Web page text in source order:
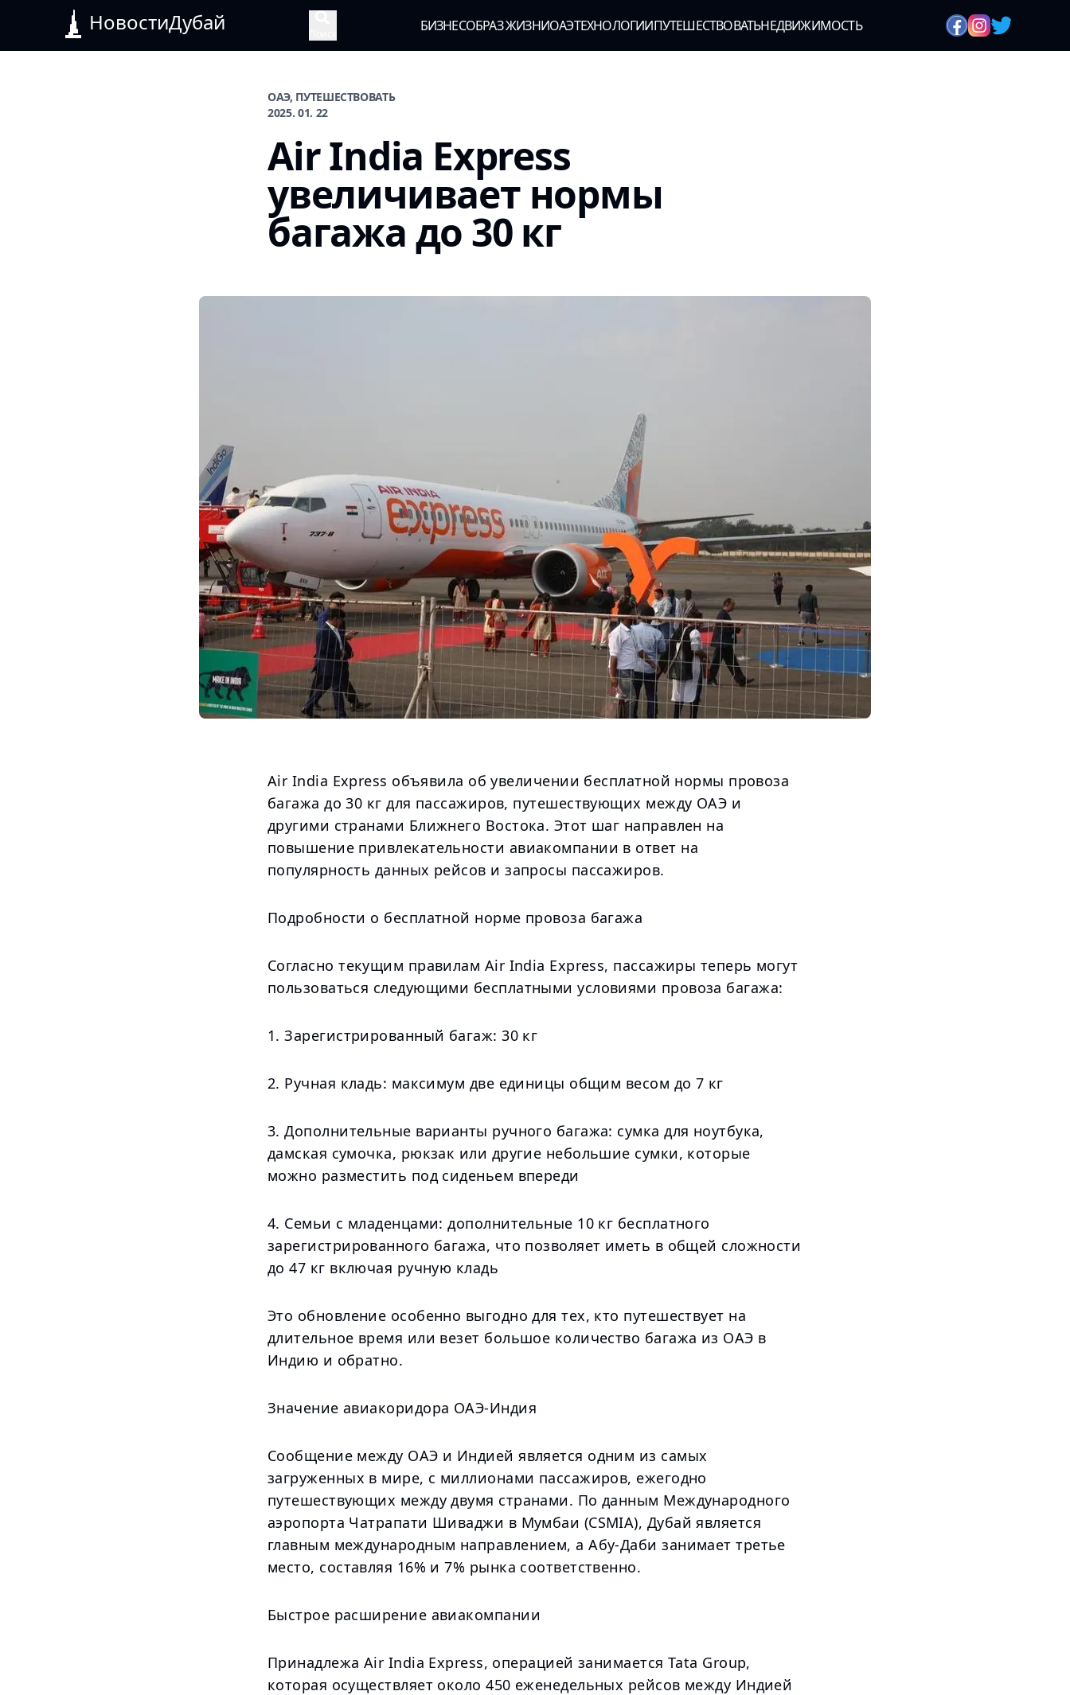
НовостиДубай БИЗНЕСОБРАЗ ЖИЗНИОАЭТЕХНОЛОГИИПУТЕШЕСТВОВАТЬНЕДВИЖИМОСТЬ
ОАЭ, ПУТЕШЕСТВОВАТЬ
2025. 01. 22
Air India Express
увеличивает нормы
багажа до 30 кг
Air India Express объявила об увеличении бесплатной нормы провоза
багажа до 30 кг для пассажиров, путешествующих между ОАЭ и
другими странами Ближнего Востока. Этот шаг направлен на
повышение привлекательности авиакомпании в ответ на
популярность данных рейсов и запросы пассажиров.
Подробности о бесплатной норме провоза багажа
Согласно текущим правилам Air India Express, пассажиры теперь могут
пользоваться следующими бесплатными условиями провоза багажа:
1. Зарегистрированный багаж: 30 кг
2. Ручная кладь: максимум две единицы общим весом до 7 кг
3. Дополнительные варианты ручного багажа: сумка для ноутбука,
дамская сумочка, рюкзак или другие небольшие сумки, которые
можно разместить под сиденьем впереди
4. Семьи с младенцами: дополнительные 10 кг бесплатного
зарегистрированного багажа, что позволяет иметь в общей сложности
до 47 кг включая ручную кладь
Это обновление особенно выгодно для тех, кто путешествует на
длительное время или везет большое количество багажа из ОАЭ в
Индию и обратно.
Значение авиакоридора ОАЭ-Индия
Сообщение между ОАЭ и Индией является одним из самых
загруженных в мире, с миллионами пассажиров, ежегодно
путешествующих между двумя странами. По данным Международного
аэропорта Чатрапати Шиваджи в Мумбаи (CSMIA), Дубай является
главным международным направлением, а Абу-Даби занимает третье
место, составляя 16% и 7% рынка соответственно.
Быстрое расширение авиакомпании
Принадлежа Air India Express, операцией занимается Tata Group,
которая осуществляет около 450 еженедельных рейсов между Индией